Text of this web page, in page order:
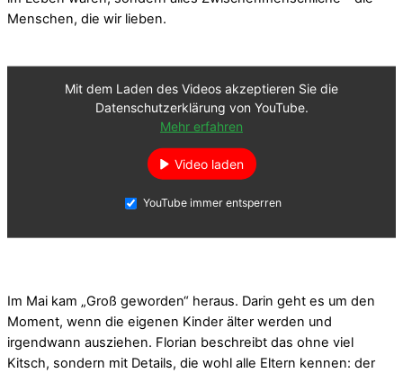
Menschen, die wir lieben.
Mit dem Laden des Videos akzeptieren Sie die
Datenschutzerklärung von YouTube.
Mehr erfahren
Video laden
YouTube immer entsperren
Im Mai kam „Groß geworden“ heraus. Darin geht es um den
Moment, wenn die eigenen Kinder älter werden und
irgendwann ausziehen. Florian beschreibt das ohne viel
Kitsch, sondern mit Details, die wohl alle Eltern kennen: der